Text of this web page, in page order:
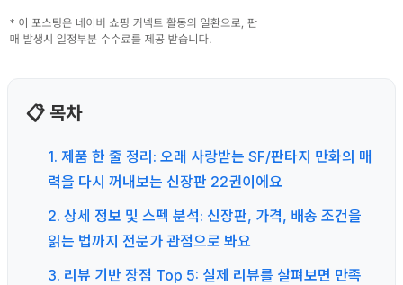
📋 목차
1. 제품 한 줄 정리: 오래 사랑받는 SF/판타지 만화의 매
력을 다시 꺼내보는 신장판 22권이에요
2. 상세 정보 및 스펙 분석: 신장판, 가격, 배송 조건을
읽는 법까지 전문가 관점으로 봐요
3. 리뷰 기반 장점 Top 5: 실제 리뷰를 살펴보면 만족